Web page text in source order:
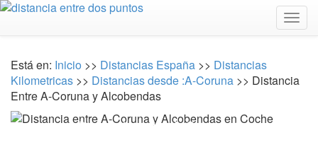
Está en: Inicio >> Distancias España >> Distancias
Kilometricas >> Distancias desde :A-Coruna >> Distancia
Entre A-Coruna y Alcobendas
Distancia entre A-Coruna y